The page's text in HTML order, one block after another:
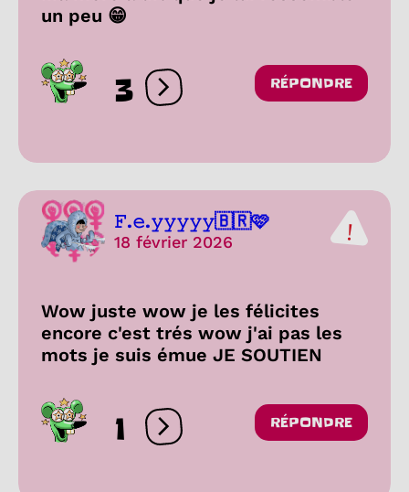
un peu 😁
3 Ouvrir les réactions
RÉPONDRE
𝙵.𝚎.𝚢𝚢𝚢𝚢𝚢🇧🇷🩷
18 février 2026
Wow juste wow je les félicites
encore c'est trés wow j'ai pas les
mots je suis émue JE SOUTIEN
1 Ouvrir les réactions
RÉPONDRE